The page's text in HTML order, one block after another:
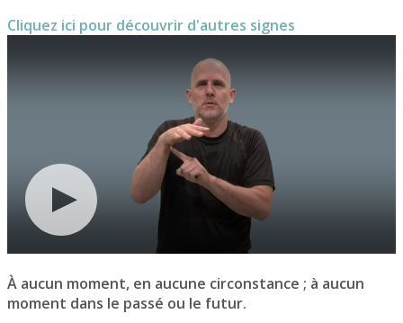
Cliquez ici pour découvrir d'autres signes
À aucun moment, en aucune circonstance ; à aucun
moment dans le passé ou le futur.